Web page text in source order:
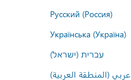
Русский (Россия)
Українська (Україна)
עברית (ישראל)
عربي (المنطقة العربية)